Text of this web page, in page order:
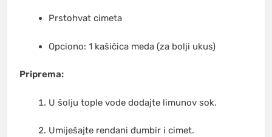
Prstohvat cimeta
Opciono: 1 kašičica meda (za bolji ukus)
Priprema:
U šolju tople vode dodajte limunov sok.
Umiješajte rendani đumbir i cimet.